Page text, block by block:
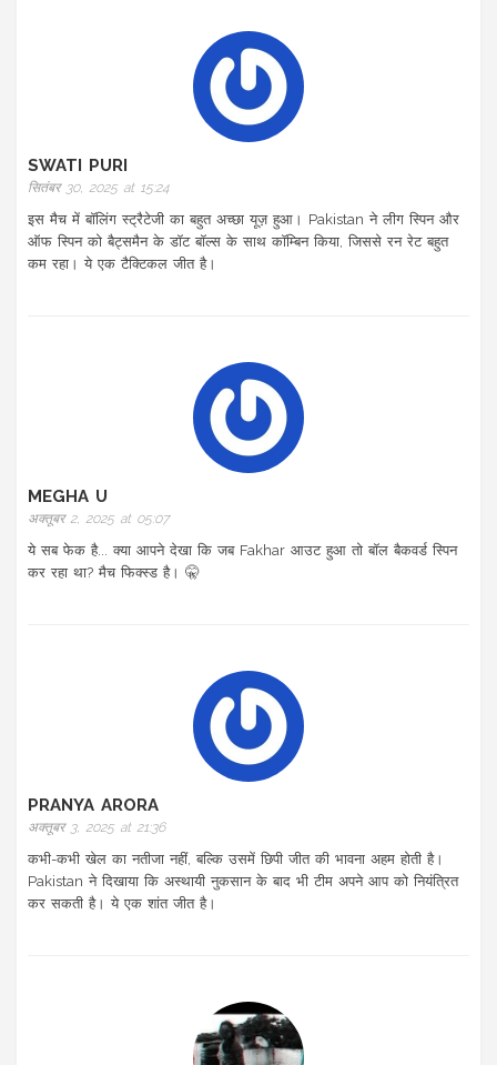
SWATI PURI
सितंबर 30, 2025 at 15:24
इस मैच में बॉलिंग स्ट्रैटेजी का बहुत अच्छा यूज़ हुआ। Pakistan ने लीग स्पिन और
ऑफ स्पिन को बैट्समैन के डॉट बॉल्स के साथ कॉम्बिन किया, जिससे रन रेट बहुत
कम रहा। ये एक टैक्टिकल जीत है।
MEGHA U
अक्तूबर 2, 2025 at 05:07
ये सब फेक है... क्या आपने देखा कि जब Fakhar आउट हुआ तो बॉल बैकवर्ड स्पिन
कर रहा था? मैच फिक्स्ड है। 🤫
PRANYA ARORA
अक्तूबर 3, 2025 at 21:36
कभी-कभी खेल का नतीजा नहीं, बल्कि उसमें छिपी जीत की भावना अहम होती है।
Pakistan ने दिखाया कि अस्थायी नुकसान के बाद भी टीम अपने आप को नियंत्रित
कर सकती है। ये एक शांत जीत है।